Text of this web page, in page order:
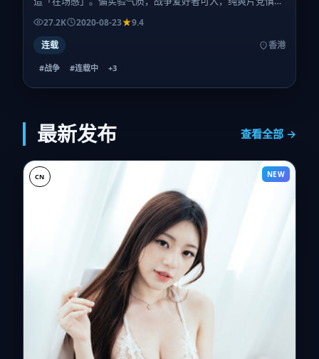
27.2K 2020-08-23
9.4
连载
香港
#战争 #连载中 +3
最新发布 查看全部 →
CN NEW